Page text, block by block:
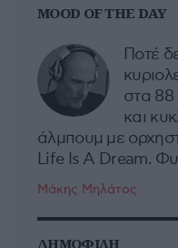
MOOD OF THE DAY
Ποτέ
στα 88
και
άλμπουμ με
Life Is A Dream.
Μάκης Μηλάτος
ΔΗΜΟΦΙΛΗ